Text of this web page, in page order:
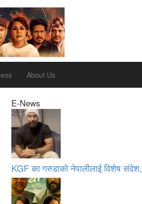
About Us
E-News
KGF का गरुडाको नेपालीलाई विशेष संदेश,